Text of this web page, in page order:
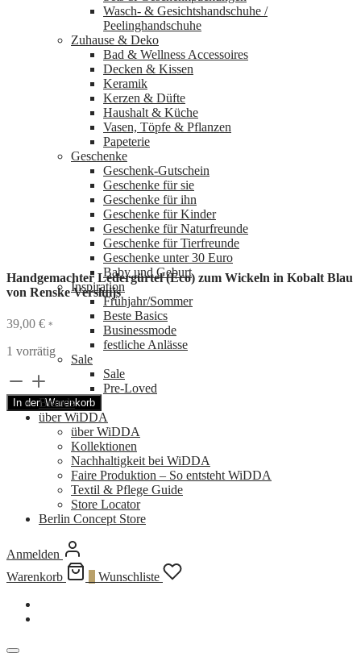
Handgemachter Ledergürtel (Eco) zum Wickeln in Kobalt Blau
von Renske Versluijs
39,00 € *
1 vorrätig
Handgemachter
Ledergürtel
(Eco)
zum
Wickeln
Kobalt
Renske
Versluijs
In den Warenkorb
Wasch‑ & Gesichtshandschuhe /
Peelinghandschuhe
Zuhause & Deko
Bad & Wellness Accessoires
Decken & Kissen
Keramik
Kerzen & Düfte
Haushalt & Küche
Vasen, Töpfe & Pflanzen
Papeterie
Geschenke
Geschenk-Gutschein
Geschenke für sie
Geschenke für ihn
Geschenke für Kinder
Geschenke für Naturfreunde
Geschenke für Tierfreunde
Geschenke unter 30 Euro
Baby und Geburt
Inspiration
Frühjahr/Sommer
Beste Basics
Businessmode
festliche Anlässe
Sale
Sale
Pre-Loved
Brands
über WiDDA
über WiDDA
Kollektionen
Nachhaltigkeit bei WiDDA
Faire Produktion – So entsteht WiDDA
Textil & Pflege Guide
Store Locator
Berlin Concept Store
Anmelden
Warenkorb
Wunschliste